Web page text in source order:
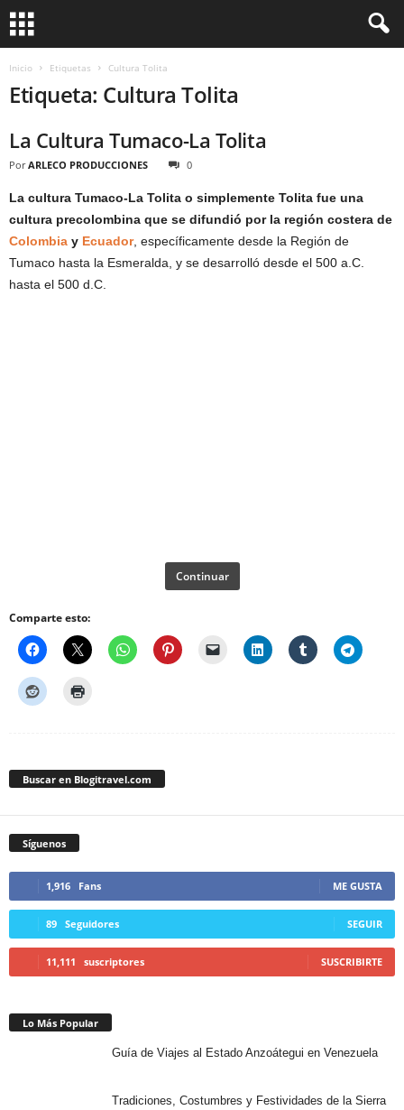
Inicio Etiquetas Cultura Tolita
Etiqueta: Cultura Tolita
La Cultura Tumaco-La Tolita
Por ARLECO PRODUCCIONES 0
La cultura Tumaco-La Tolita o simplemente Tolita fue una
cultura precolombina que se difundió por la región costera de
Colombia y Ecuador, específicamente desde la Región de
Tumaco hasta la Esmeralda, y se desarrolló desde el 500 a.C.
hasta el 500 d.C.
Continuar
Comparte esto:
Buscar en Blogitravel.com
Síguenos
1,916 Fans ME GUSTA
89 Seguidores SEGUIR
11,111 suscriptores SUSCRIBIRTE
Lo Más Popular
Guía de Viajes al Estado Anzoátegui en Venezuela
Tradiciones, Costumbres y Festividades de la Sierra